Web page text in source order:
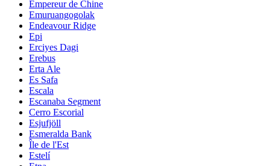
Empereur de Chine
Emuruangogolak
Endeavour Ridge
Epi
Erciyes Dagi
Erebus
Erta Ale
Es Safa
Escala
Escanaba Segment
Cerro Escorial
Esjufjöll
Esmeralda Bank
Île de l'Est
Estelí